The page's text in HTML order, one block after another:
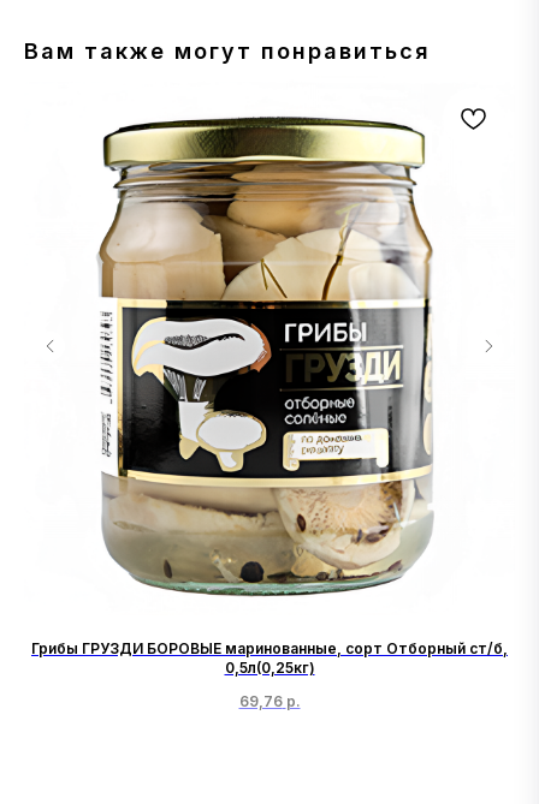
Вам также могут понравиться
Грибы ГРУЗДИ БОРОВЫЕ маринованные, сорт Отборный ст/б,
0,5л(0,25кг)
69,76 р.